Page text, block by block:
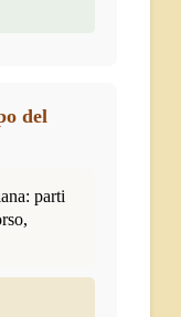
del
parti